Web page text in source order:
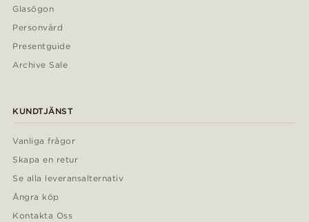
Glasögon
Personvård
Presentguide
Archive Sale
KUNDTJÄNST
Vanliga frågor
Skapa en retur
Se alla leveransalternativ
Ångra köp
Kontakta Oss